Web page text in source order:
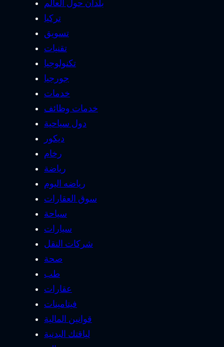
بلدان حول العالم
تركيا
تسويق
تقنيات
تكنولوجيا
جورجيا
خدمات
خدمات وظائف
دول سياحية
ديكور
رخام
رياضة
رياضه اليوم
سوق العقارات
سياحة
سيارات
شركات النقل
صحة
طب
عقارات
فيتامينات
قوانين المالية
لياقتك البدنية